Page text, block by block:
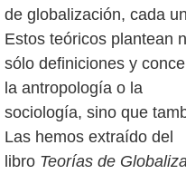
de globalización, cada
Estos teóricos plantean
sólo definiciones y
la antropología o la
sociología, sino que
Las hemos extraído del
libro Teorías de